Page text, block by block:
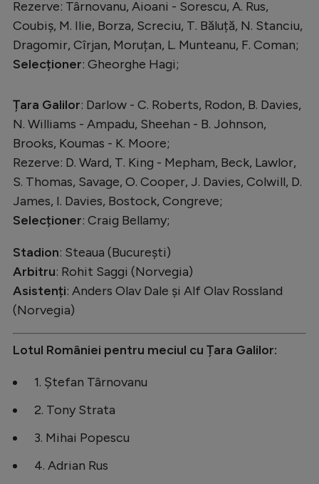
Rezerve: Târnovanu, Aioani - Sorescu, A. Rus,
Coubiș, M. Ilie, Borza, Screciu, T. Băluță, N. Stanciu,
Dragomir, Cîrjan, Moruțan, L. Munteanu, F. Coman;
Selecționer: Gheorghe Hagi;
Țara Galilor: Darlow - C. Roberts, Rodon, B. Davies,
N. Williams - Ampadu, Sheehan - B. Johnson,
Brooks, Koumas - K. Moore;
Rezerve: D. Ward, T. King - Mepham, Beck, Lawlor,
S. Thomas, Savage, O. Cooper, J. Davies, Colwill, D.
James, I. Davies, Bostock, Congreve;
Selecționer: Craig Bellamy;
Stadion: Steaua (București)
Arbitru: Rohit Saggi (Norvegia)
Asistenți: Anders Olav Dale și Alf Olav Rossland
(Norvegia)
Lotul României pentru meciul cu Țara Galilor:
1. Ștefan Târnovanu
2. Tony Strata
3. Mihai Popescu
4. Adrian Rus